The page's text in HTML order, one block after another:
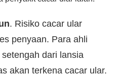
. Risiko cacar ular
penyaan. Para ahli
dari lansia
akan terkena cacar ular.